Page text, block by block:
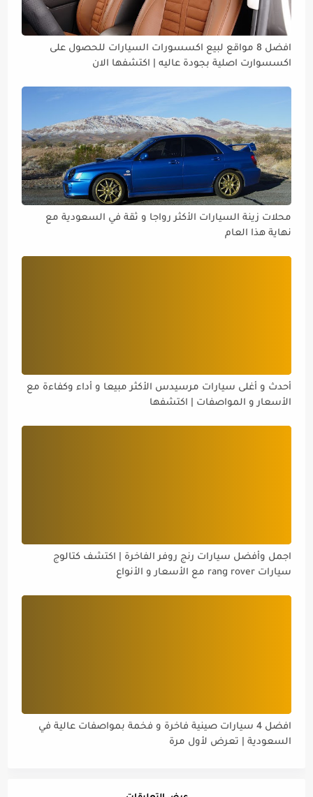
افضل 8 مواقع لبيع اكسسورات السيارات للحصول على
اكسسوارت اصلية بجودة عاليه | اكتشفها الان
محلات زينة السيارات الأكثر رواجا و ثقة في السعودية مع
نهاية هذا العام
أحدث و أغلى سيارات مرسيدس الأكثر مبيعا و أداء وكفاءة مع
الأسعار و المواصفات | اكتشفها
اجمل وأفضل سيارات رنج روفر الفاخرة | اكتشف كتالوج
سيارات rang rover مع الأسعار و الأنواع
افضل 4 سيارات صينية فاخرة و فخمة بمواصفات عالية في
السعودية | تعرض لأول مرة